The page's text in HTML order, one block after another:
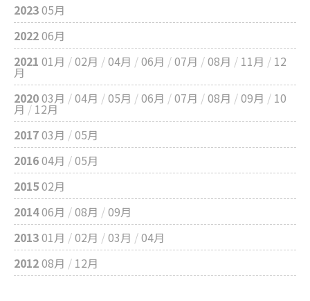
202305月
202206月
2021 01月 /02月 /04月 /06月 /07月 /08月 / 11月 / 12
月
202003月 /04月 /05月 /06月 /07月 /08月 /09月 / 10
月 / 12月
201703月 /05月
201604月 /05月
201502月
201406月 /08月 /09月
201301月 /02月 /03月 /04月
201208月 / 12月